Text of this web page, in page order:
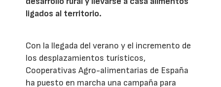
ligados al territorio.
Con la llegada del verano y el incremento de
los desplazamientos turísticos,
Cooperativas Agro-alimentarias de España
ha puesto en marcha una campaña para